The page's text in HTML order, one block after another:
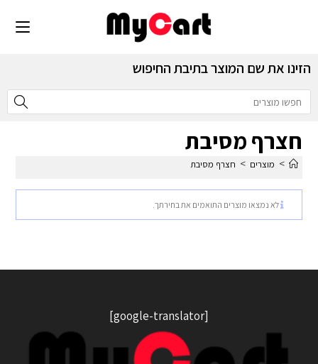
הזינו את שם המוצר בתיבת החיפוש
חצרף מסיבת
> מוצרים > חצרף מסיבת
לא נמצאו מוצרים התואמים את בחירתך.
[google-translator]